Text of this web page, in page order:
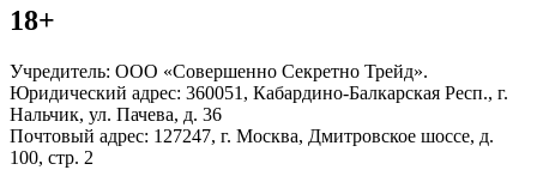
18+
Учредитель: ООО «Совершенно Секретно Трейд».
Юридический адрес: 360051, Кабардино-Балкарская Респ., г.
Нальчик, ул. Пачева, д. 36
Почтовый адрес: 127247, г. Москва, Дмитровское шоссе, д.
100, стр. 2